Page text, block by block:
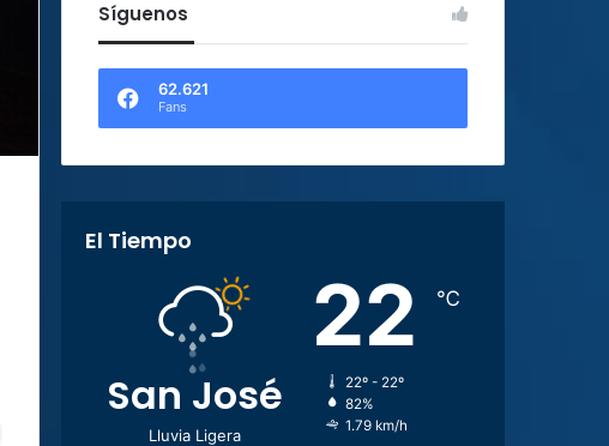
Síguenos
62.621
Fans
El Tiempo
San José
Lluvia Ligera
22 ℃
22º - 22º
82%
1.79 km/h